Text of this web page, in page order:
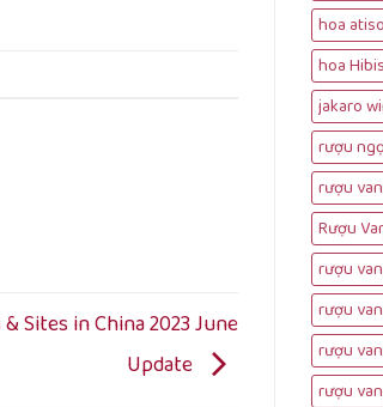
Sites in China 2023 June
Update
hoa atiso
hoa
jakaro
rượu
rượu
Rượu
rượu
rượu
rượu
rượu